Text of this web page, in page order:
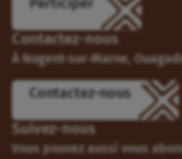
Contactez-nous
À Nogent-sur-Marne,
Contactez-nous
Suivez-nous
Vous pouvez aussi vous